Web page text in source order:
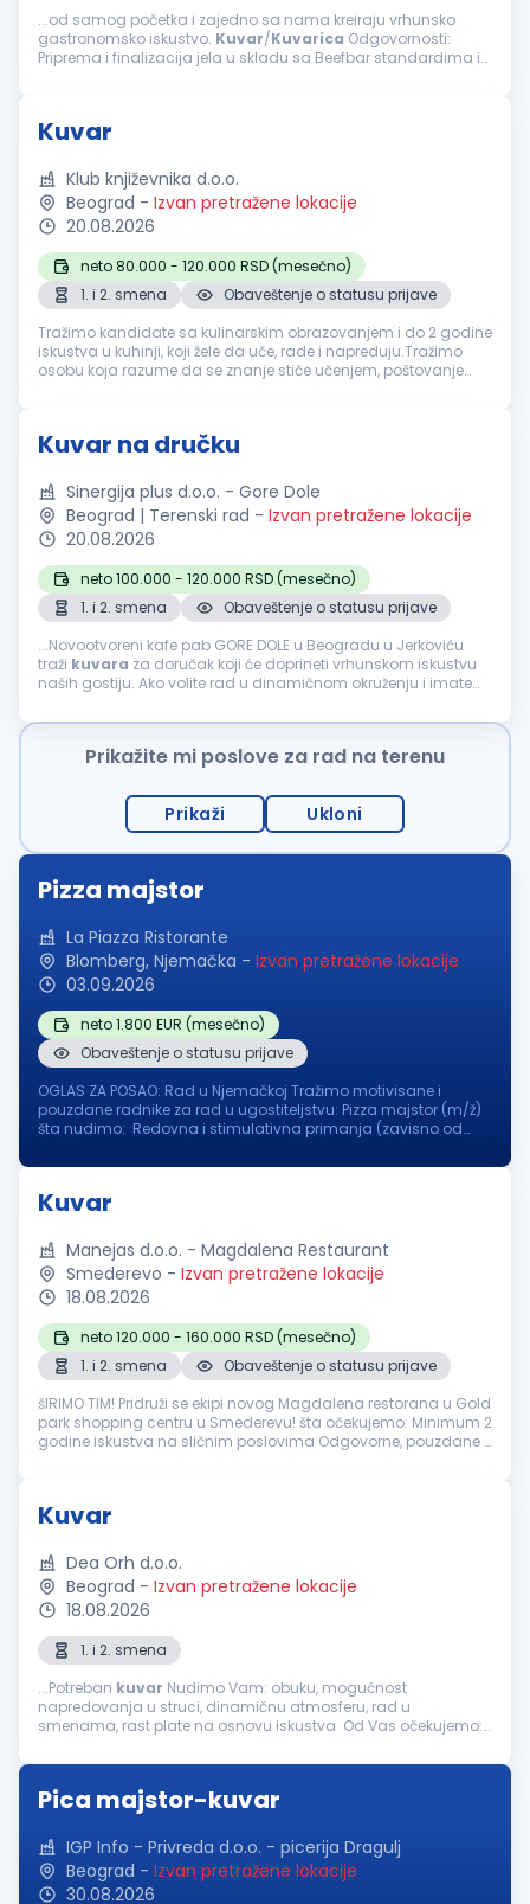
...od samog početka i zajedno sa nama kreiraju vrhunsko
gastronomsko iskustvo. Kuvar/Kuvarica Odgovornosti:
Priprema i finalizacija jela u skladu sa Beefbar standardima i
Kuvar
Klub književnika d.o.o.
Beograd - Izvan pretražene lokacije
20.08.2026
neto 80.000 - 120.000 RSD (mesečno)
1. i 2. smena
Obaveštenje o statusu prijave
Tražimo kandidate sa kulinarskim obrazovanjem i do 2 godine
iskustva u kuhinji, koji žele da uče, rade i napreduju.Tražimo
osobu koja razume da se znanje stiče učenjem, poštovanje
Kuvar na dručku
Sinergija plus d.o.o. - Gore Dole
Beograd | Terenski rad - Izvan pretražene lokacije
20.08.2026
neto 100.000 - 120.000 RSD (mesečno)
1. i 2. smena
Obaveštenje o statusu prijave
...Novootvoreni kafe pab GORE DOLE u Beogradu u Jerkoviću
traži kuvara za doručak koji će doprineti vrhunskom iskustvu
naših gostiju. Ako volite rad u dinamičnom okruženju i imate
timu...
Prikažite mi poslove za rad na terenu
Prikaži Ukloni
Pizza majstor
La Piazza Ristorante
Blomberg, Njemačka - Izvan pretražene lokacije
03.09.2026
neto 1.800 EUR (mesečno)
Obaveštenje o statusu prijave
OGLAS ZA POSAO: Rad u Njemačkoj Tražimo motivisane i
pouzdane radnike za rad u ugostiteljstvu: Pizza majstor (m/ž)
šta nudimo: Redovna i stimulativna primanja (zavisno od
Osiguran topli obr...
Kuvar
Manejas d.o.o. - Magdalena Restaurant
Smederevo - Izvan pretražene lokacije
18.08.2026
neto 120.000 - 160.000 RSD (mesečno)
1. i 2. smena
Obaveštenje o statusu prijave
šIRIMO TIM! Pridruži se ekipi novog Magdalena restorana u Gold
park shopping centru u Smederevu! šta očekujemo: Minimum 2
godine iskustva na sličnim poslovima Odgovorne, pouzdane i
Kuvar
Dea Orh d.o.o.
Beograd - Izvan pretražene lokacije
18.08.2026
1. i 2. smena
...Potreban kuvar Nudimo Vam: obuku, mogućnost
napredovanja u struci, dinamičnu atmosferu, rad u
smenama, rast plate na osnovu iskustva Od Vas očekujemo:
iskustvo poželjno Mogućnost...
Pica majstor-kuvar
IGP Info - Privreda d.o.o. - picerija Dragulj
Beograd - Izvan pretražene lokacije
30.08.2026